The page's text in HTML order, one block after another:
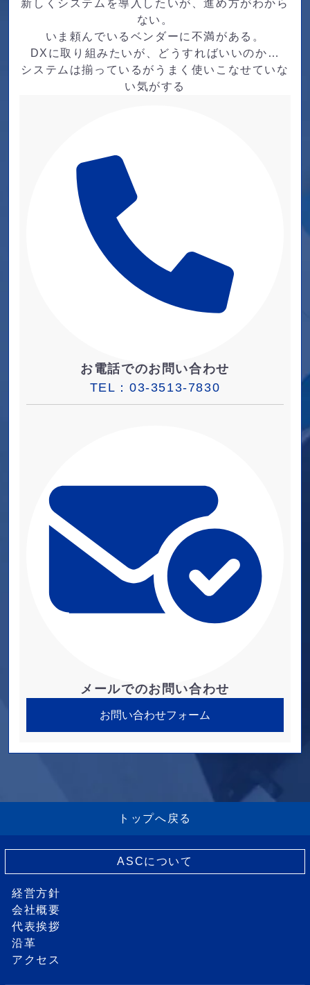
新しくシステムを導入したいが、進め方がわから
ない。
いま頼んでいるベンダーに不満がある。
DXに取り組みたいが、どうすればいいのか…
システムは揃っているがうまく使いこなせていな
い気がする
お電話でのお問い合わせ
TEL：03-3513-7830
メールでのお問い合わせ
お問い合わせフォーム
トップへ戻る
ASCについて
経営方針
会社概要
代表挨拶
沿革
アクセス